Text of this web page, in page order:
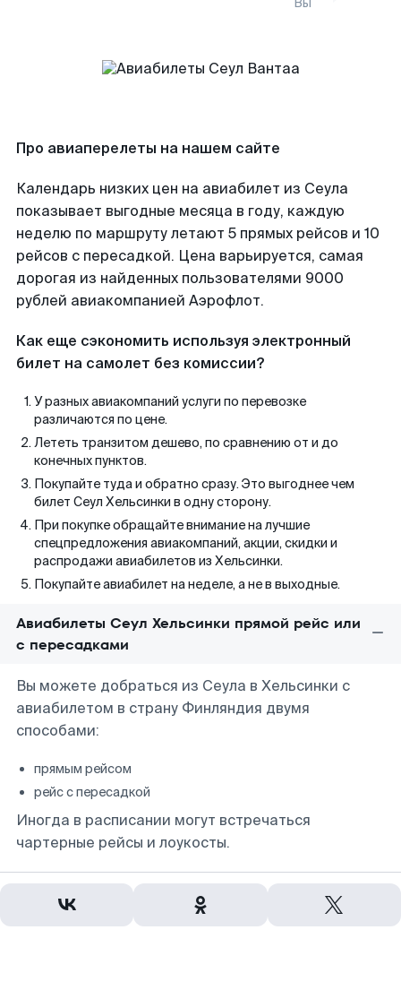
Про авиаперелеты на нашем сайте
Календарь низких цен на авиабилет из Сеула
показывает выгодные месяца в году, каждую
неделю по маршруту летают 5 прямых рейсов и 10
рейсов с пересадкой. Цена варьируется, самая
дорогая из найденных пользователями 9000
рублей авиакомпанией Аэрофлот.
Как еще сэкономить используя электронный
билет на самолет без комиссии?
У разных авиакомпаний услуги по перевозке
различаются по цене.
Лететь транзитом дешево, по сравнению от и до
конечных пунктов.
Покупайте туда и обратно сразу. Это выгоднее чем
билет Сеул Хельсинки в одну сторону.
При покупке обращайте внимание на лучшие
спецпредложения авиакомпаний, акции, скидки и
распродажи авиабилетов из Хельсинки.
Покупайте авиабилет на неделе, а не в выходные.
Авиабилеты Сеул Хельсинки прямой рейс или
с пересадками
Вы можете добраться из Сеула в Хельсинки с
авиабилетом в страну Финляндия двумя
способами:
прямым рейсом
рейс с пересадкой
Иногда в расписании могут встречаться
чартерные рейсы и лоукосты.